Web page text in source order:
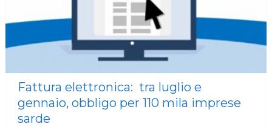
Fattura elettronica: tra luglio e
gennaio, obbligo per 110 mila imprese
sarde